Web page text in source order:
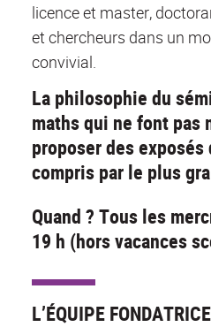
licence et master,
et chercheurs dans un
convivial.
La philosophie du
maths qui ne font pas
proposer des
compris par le plus
Quand ? Tous les
19 h (hors vacances
L’ÉQUIPE FONDATRICE